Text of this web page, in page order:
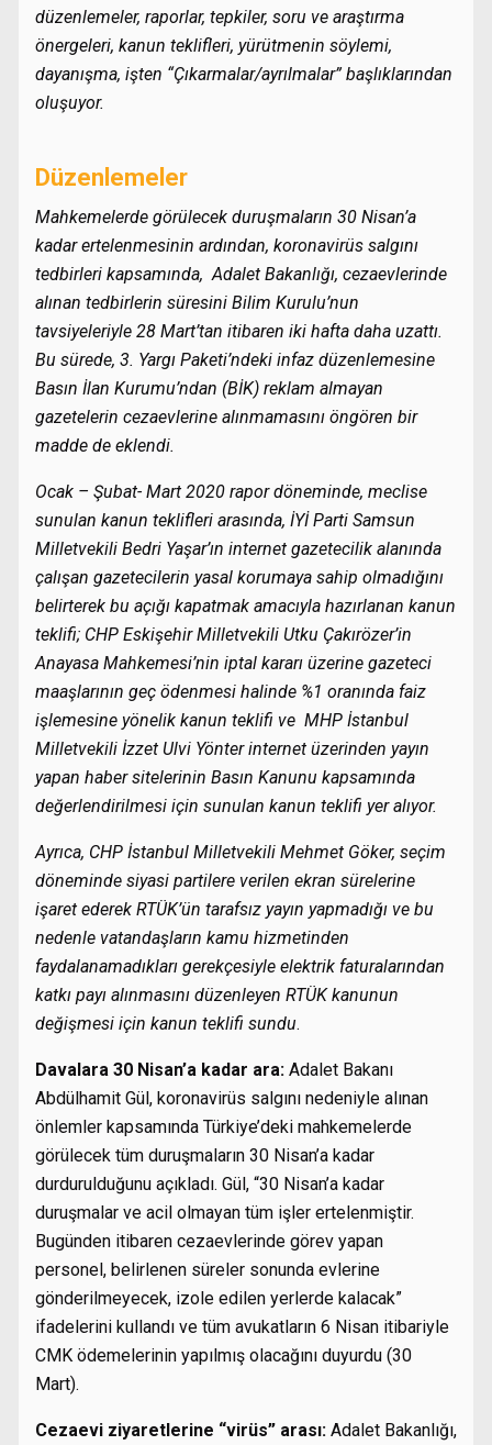
düzenlemeler, raporlar, tepkiler, soru ve araştırma
önergeleri, kanun teklifleri, yürütmenin söylemi,
dayanışma, işten “Çıkarmalar/ayrılmalar” başlıklarından
oluşuyor.
Düzenlemeler
Mahkemelerde görülecek duruşmaların 30 Nisan’a
kadar ertelenmesinin ardından, koronavirüs salgını
tedbirleri kapsamında, Adalet Bakanlığı, cezaevlerinde
alınan tedbirlerin süresini Bilim Kurulu’nun
tavsiyeleriyle 28 Mart’tan itibaren iki hafta daha uzattı.
Bu sürede, 3. Yargı Paketi’ndeki infaz düzenlemesine
Basın İlan Kurumu’ndan (BİK) reklam almayan
gazetelerin cezaevlerine alınmamasını öngören bir
madde de eklendi.
Ocak – Şubat- Mart 2020 rapor döneminde, meclise
sunulan kanun teklifleri arasında, İYİ Parti Samsun
Milletvekili Bedri Yaşar’ın internet gazetecilik alanında
çalışan gazetecilerin yasal korumaya sahip olmadığını
belirterek bu açığı kapatmak amacıyla hazırlanan kanun
teklifi; CHP Eskişehir Milletvekili Utku Çakırözer’in
Anayasa Mahkemesi’nin iptal kararı üzerine gazeteci
maaşlarının geç ödenmesi halinde %1 oranında faiz
işlemesine yönelik kanun teklifi ve MHP İstanbul
Milletvekili İzzet Ulvi Yönter internet üzerinden yayın
yapan haber sitelerinin Basın Kanunu kapsamında
değerlendirilmesi için sunulan kanun teklifi yer alıyor.
Ayrıca, CHP İstanbul Milletvekili Mehmet Göker, seçim
döneminde siyasi partilere verilen ekran sürelerine
işaret ederek RTÜK’ün tarafsız yayın yapmadığı ve bu
nedenle vatandaşların kamu hizmetinden
faydalanamadıkları gerekçesiyle elektrik faturalarından
katkı payı alınmasını düzenleyen RTÜK kanunun
değişmesi için kanun teklifi sundu.
Davalara 30 Nisan’a kadar ara: Adalet Bakanı
Abdülhamit Gül, koronavirüs salgını nedeniyle alınan
önlemler kapsamında Türkiye’deki mahkemelerde
görülecek tüm duruşmaların 30 Nisan’a kadar
durdurulduğunu açıkladı. Gül, “30 Nisan’a kadar
duruşmalar ve acil olmayan tüm işler ertelenmiştir.
Bugünden itibaren cezaevlerinde görev yapan
personel, belirlenen süreler sonunda evlerine
gönderilmeyecek, izole edilen yerlerde kalacak”
ifadelerini kullandı ve tüm avukatların 6 Nisan itibariyle
CMK ödemelerinin yapılmış olacağını duyurdu (30
Mart).
Cezaevi ziyaretlerine “virüs” arası: Adalet Bakanlığı,